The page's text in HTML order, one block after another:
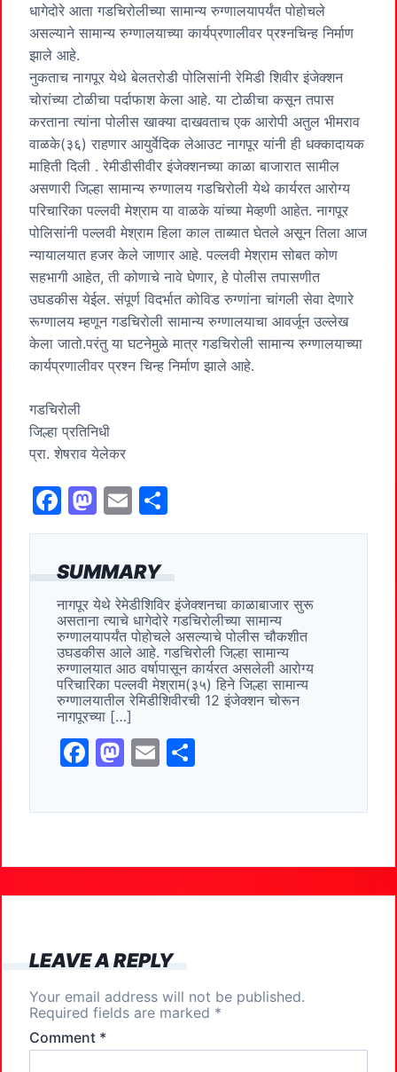
SUMMARY
नागपूर येथे रेमेडीशिविर इंजेक्शनचा काळाबाजार सुरू
असताना त्याचे धागेदोरे गडचिरोलीच्या सामान्य
रुग्णालयापर्यंत पोहोचले असल्याचे पोलीस चौकशीत
उघडकीस आले आहे. गडचिरोली जिल्हा सामान्य
रुग्णालयात आठ वर्षापासून कार्यरत असलेली आरोग्य
परिचारिका पल्लवी मेश्राम(३५) हिने जिल्हा सामान्य
रुग्णालयातील रेमिडीशिवीरची 12 इंजेक्शन चोरून
नागपूरच्या […]
F
c
b
o
k
M
st
d
o
E
ai ar
धागेदोरे आता गडचिरोलीच्या सामान्य रुग्णालयापर्यंत पोहोचले
असल्याने सामान्य रुग्णालयाच्या कार्यप्रणालीवर प्रश्नचिन्ह निर्माण
झाले आहे.
नुकताच नागपूर येथे बेलतरोडी पोलिसांनी रेमिडी शिवीर इंजेक्शन
चोरांच्या टोळीचा पर्दाफाश केला आहे. या टोळीचा कसून तपास
करताना त्यांना पोलीस खाक्या दाखवताच एक आरोपी अतुल भीमराव
वाळके(३६) राहणार आयुर्वेदिक लेआउट नागपूर यांनी ही धक्कादायक
माहिती दिली . रेमीडीसीवीर इंजेक्शनच्या काळा बाजारात सामील
असणारी जिल्हा सामान्य रुग्णालय गडचिरोली येथे कार्यरत आरोग्य
परिचारिका पल्लवी मेश्राम या वाळके यांच्या मेव्हणी आहेत. नागपूर
पोलिसांनी पल्लवी मेश्राम हिला काल ताब्यात घेतले असून तिला आज
न्यायालयात हजर केले जाणार आहे. पल्लवी मेश्राम सोबत कोण
सहभागी आहेत, ती कोणाचे नावे घेणार, हे पोलीस तपासणीत
उघडकीस येईल. संपूर्ण विदर्भात कोविड रुग्णांना चांगली सेवा देणारे
रूग्णालय म्हणून गडचिरोली सामान्य रुग्णालयाचा आवर्जून उल्लेख
केला जातो.परंतु या घटनेमुळे मात्र गडचिरोली सामान्य रुग्णालयाच्या
कार्यप्रणालीवर प्रश्न चिन्ह निर्माण झाले आहे.
गडचिरोली
जिल्हा प्रतिनिधी
प्रा. शेषराव येलेकर
F
a
c
e
b
o
o
k
M
a
st
o
d
o
n
E
m
ai
l
h
LEAVE A REPLY
Your email address will not be published.
Required fields are marked *
Comment *